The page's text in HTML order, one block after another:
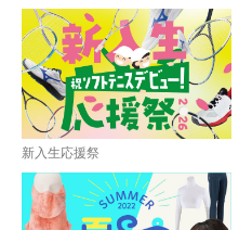
お買い物を続ける
新入生応援祭